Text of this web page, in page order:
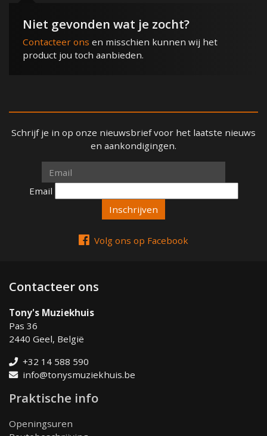
Niet gevonden wat je zocht?
Contacteer ons en misschien kunnen wij het
product jou toch aanbieden.
Schrijf je in op onze nieuwsbrief voor het laatste nieuws
en aankondigingen.
Email
Email
Volg ons op Facebook
Contacteer ons
Tony's Muziekhuis
Pas 36
2440 Geel, België
+32 14 588 590
info@tonysmuziekhuis.be
Praktische info
Openingsuren